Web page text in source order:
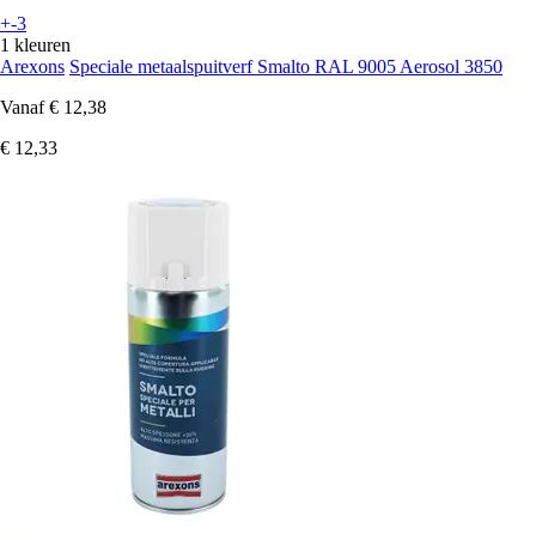
+-3
1 kleuren
Arexons Speciale metaalspuitverf Smalto RAL 9005 Aerosol 3850
Vanaf € 12,38
€ 12,33